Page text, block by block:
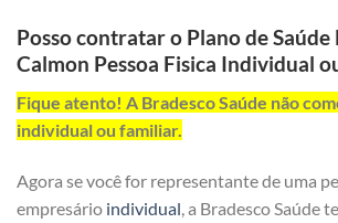
Posso contratar o Plano de Saúde
Calmon Pessoa Fisica Individual
Fique atento! A Bradesco Saúde não
individual ou familiar.
Agora se você for representante de uma
empresário individual , a Bradesco Saúde